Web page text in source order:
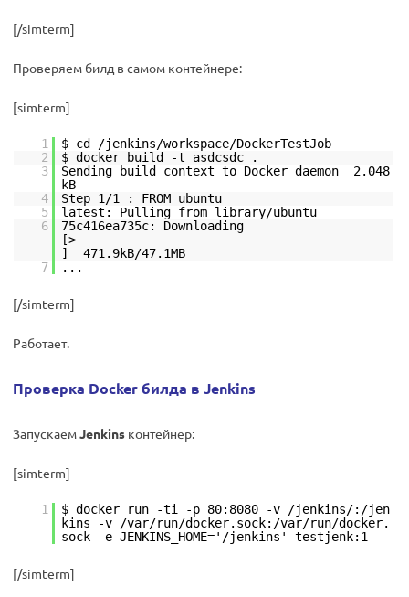
[/simterm]
Проверяем билд в самом контейнере:
[simterm]
1
$ cd /jenkins/workspace/DockerTestJob
2
$ docker build -t asdcsdc .
3
Sending build context to Docker daemon 2.048
kB
4
Step 1/1 : FROM ubuntu
5
latest: Pulling from library/ubuntu
6
75c416ea735c: Downloading
] 471.9kB/47.1MB
7
...
[/simterm]
Работает.
Проверка Docker билда в Jenkins
ЗапускаемJenkins контейнер:
[simterm]
1
$ docker run -ti -p 80:8080 -v /jenkins/:/jen
kins -v /var/run/docker.sock:/var/run/docker.
sock -e JENKINS_HOME='/jenkins' testjenk:1
[/simterm]